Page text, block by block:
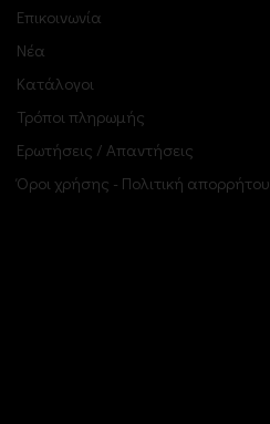
Επικοινωνία
Νέα
Κατάλογοι
Τρόποι πληρωμής
Ερωτήσεις / Απαντήσεις
Όροι χρήσης - Πολιτική απορρήτου